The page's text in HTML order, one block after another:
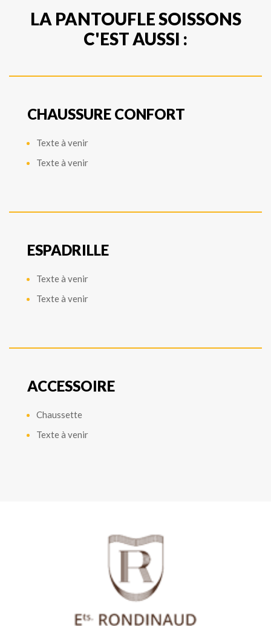
LA PANTOUFLE SOISSONS
C'EST AUSSI :
CHAUSSURE CONFORT
Texte à venir
Texte à venir
ESPADRILLE
Texte à venir
Texte à venir
ACCESSOIRE
Chaussette
Texte à venir